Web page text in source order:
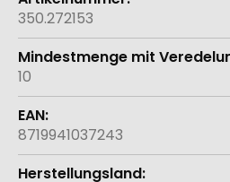
350.272153
10
8719941037243